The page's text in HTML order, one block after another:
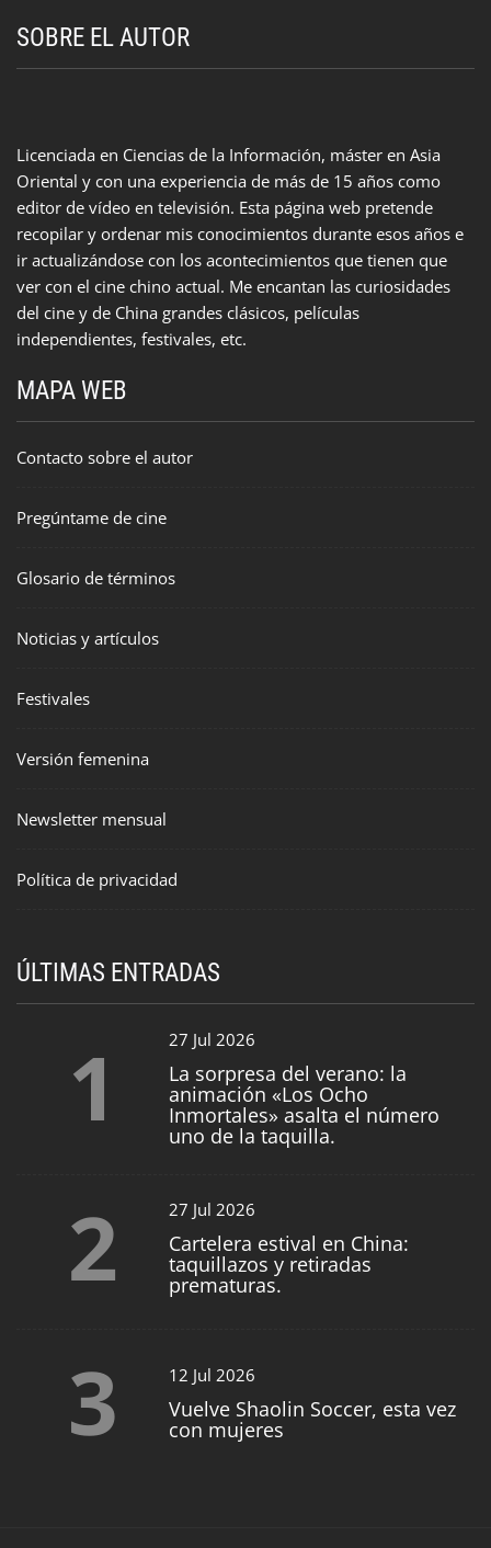
SOBRE EL AUTOR
Licenciada en Ciencias de la Información, máster en Asia
Oriental y con una experiencia de más de 15 años como
editor de vídeo en televisión. Esta página web pretende
recopilar y ordenar mis conocimientos durante esos años e
ir actualizándose con los acontecimientos que tienen que
ver con el cine chino actual. Me encantan las curiosidades
del cine y de China grandes clásicos, películas
independientes, festivales, etc.
MAPA WEB
Contacto sobre el autor
Pregúntame de cine
Glosario de términos
Noticias y artículos
Festivales
Versión femenina
Newsletter mensual
Política de privacidad
ÚLTIMAS ENTRADAS
1 27 Jul 2026
La sorpresa del verano: la
animación «Los Ocho
Inmortales» asalta el número
uno de la taquilla.
2 27 Jul 2026
Cartelera estival en China:
taquillazos y retiradas
prematuras.
3 12 Jul 2026
Vuelve Shaolin Soccer, esta vez
con mujeres